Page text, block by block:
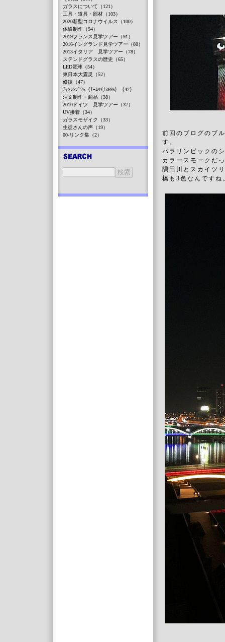
前回のブログのブ
す。
パラリンピックの
カラースモークだ
隅田川とスカイツ
橋も3色なんですね
ガラスについて（121）
工具・道具・部材（103）
2020新型コロナウイルス（100）
体験制作（94）
2019フランス見学ツアー（91）
2016イングランド見学ツアー（80）
2013イタリア 見学ツアー（78）
ステンドグラスの歴史（65）
LED電球（54）
東日本大震災（52）
修復（47）
ﾁｬﾝﾚﾝｼﾞ25（ﾁｰﾑﾏｲﾅｽ6%）（42）
注文制作・商品（38）
2010ドイツ 見学ツアー（37）
UV接着（34）
ガラスモザイク（33）
生徒さんの声（19）
00-リンク集（2）